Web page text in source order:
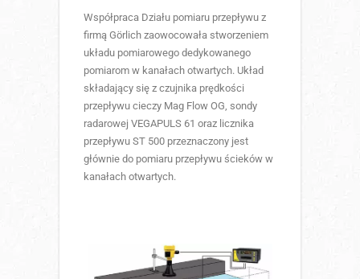
Współpraca Działu pomiaru przepływu z
firmą Görlich zaowocowała stworzeniem
układu pomiarowego dedykowanego
pomiarom w kanałach otwartych. Układ
składający się z czujnika prędkości
przepływu cieczy Mag Flow OG, sondy
radarowej VEGAPULS 61 oraz licznika
przepływu ST 500 przeznaczony jest
głównie do pomiaru przepływu ścieków w
kanałach otwartych.